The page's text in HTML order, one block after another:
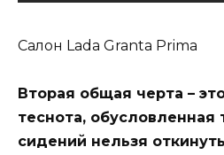
Салон Lada Granta Primа
Вторая общая черта –
теснота, обусловленная
сидений нельзя